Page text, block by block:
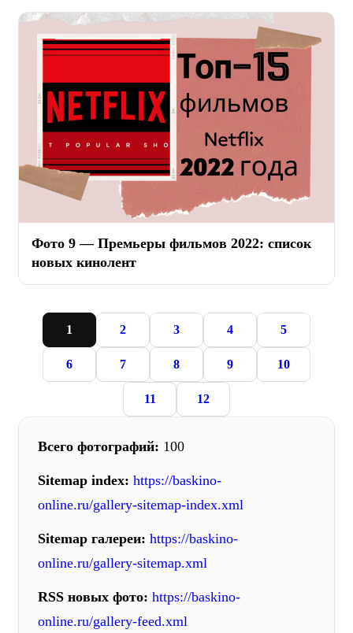
Фото 9 — Премьеры фильмов 2022: список
новых кинолент
1 2 3 4 5
6 7 8 9 10
11 12
Всего фотографий: 100
Sitemap index: https://baskino-
online.ru/gallery-sitemap-index.xml
Sitemap галереи: https://baskino-
online.ru/gallery-sitemap.xml
RSS новых фото: https://baskino-
online.ru/gallery-feed.xml